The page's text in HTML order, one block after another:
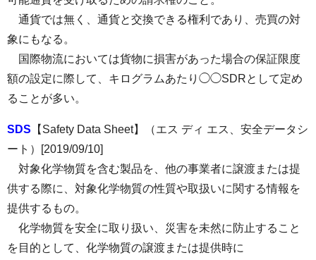
通貨では無く、通貨と交換できる権利であり、売買の対
象にもなる。
国際物流においては貨物に損害があった場合の保証限度
額の設定に際して、キログラムあたり◯◯SDRとして定め
ることが多い。
SDS 【Safety Data Sheet】（エス ディ エス、安全データシ
ート）[2019/09/10]
対象化学物質を含む製品を、他の事業者に譲渡または提
供する際に、対象化学物質の性質や取扱いに関する情報を
提供するもの。
化学物質を安全に取り扱い、災害を未然に防止すること
を目的として、化学物質の譲渡または提供時に